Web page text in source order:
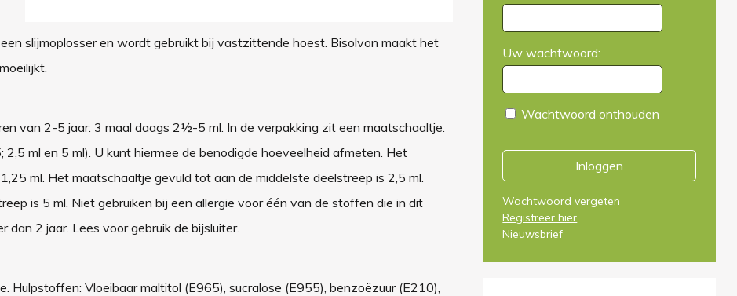
slijmoplosser en wordt gebruikt bij vastzittende hoest. Bisolvon maakt het
van 2-5 jaar: 3 maal daags 2½-5 ml. In de verpakking zit een maatschaaltje.
ml en 5 ml). U kunt hiermee de benodigde hoeveelheid afmeten. Het
ml. Het maatschaaltje gevuld tot aan de middelste deelstreep is 2,5 ml.
is 5 ml. Niet gebruiken bij een allergie voor één van de stoffen die in dit
2 jaar. Lees voor gebruik de bijsluiter.
Vloeibaar maltitol (E965), sucralose (E955), benzoëzuur (E210),
Uw wachtwoord:
Wachtwoord onthouden
Inloggen
Wachtwoord vergeten
Registreer hier
Nieuwsbrief